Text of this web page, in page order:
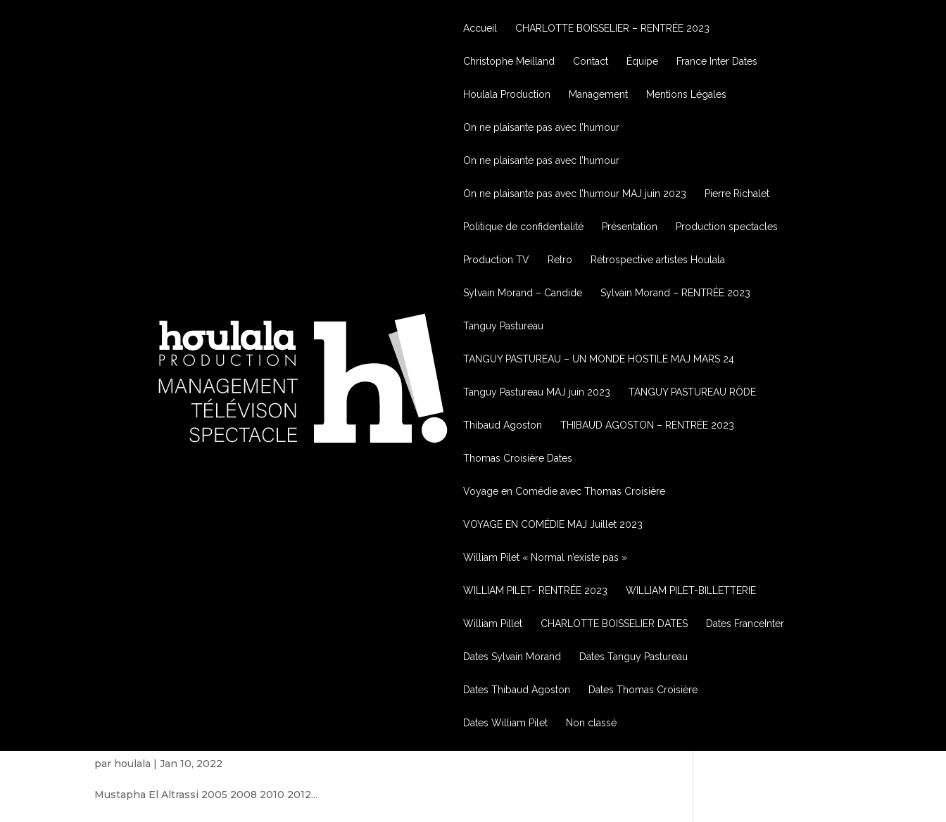
Accueil CHARLOTTE BOISSELIER – RENTRÉE 2023
Christophe Meilland Contact Équipe France Inter Dates
Houlala Production Management Mentions Légales
On ne plaisante pas avec l’humour
On ne plaisante pas avec l’humour
On ne plaisante pas avec l’humour MAJ juin 2023 Pierre Richalet
Politique de confidentialité Présentation Production spectacles
Production TV Retro Rétrospective artistes Houlala
Sylvain Morand – Candide Sylvain Morand – RENTRÉE 2023
Tanguy Pastureau
TANGUY PASTUREAU – UN MONDE HOSTILE MAJ MARS 24
Tanguy Pastureau MAJ juin 2023 TANGUY PASTUREAU RÔDE
Thibaud Agoston THIBAUD AGOSTON – RENTRÉE 2023
Thomas Croisière Dates
Voyage en Comédie avec Thomas Croisière
VOYAGE EN COMÉDIE MAJ Juillet 2023
William Pilet « Normal n’existe pas »
WILLIAM PILET- RENTRÉE 2023 WILLIAM PILET-BILLETTERIE
William Pillet CHARLOTTE BOISSELIER DATES Dates FranceInter
Dates Sylvain Morand Dates Tanguy Pastureau
Dates Thibaud Agoston Dates Thomas Croisière
Dates William Pilet Non classé
par houlala |Jan 10, 2022
Mustapha El Altrassi 2005 2008 2010 2012...